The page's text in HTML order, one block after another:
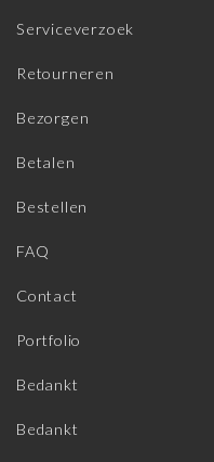
Serviceverzoek
Retourneren
Bezorgen
Betalen
Bestellen
FAQ
Contact
Portfolio
Bedankt
Bedankt